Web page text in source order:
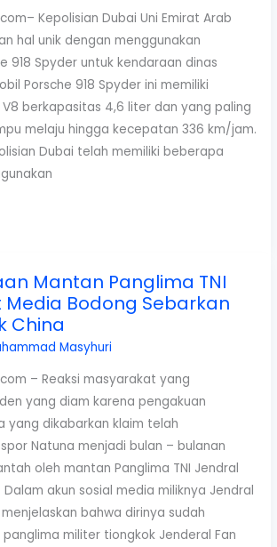
Kepolisian Dubai Uni Emirat Arab
hal unik dengan menggunakan
918 Spyder untuk kendaraan dinas
Porsche 918 Spyder ini memiliki
berkapasitas 4,6 liter dan yang paling
melaju hingga kecepatan 336 km/jam.
Dubai telah memiliki beberapa
Mantan Panglima TNI
Media Bodong Sebarkan
China
Masyhuri
– Reaksi masyarakat yang
yang diam karena pengakuan
yang dikabarkan klaim telah
Natuna menjadi bulan – bulanan
oleh mantan Panglima TNI Jendral
akun sosial media miliknya Jendral
bahwa dirinya sudah
militer tiongkok Jenderal Fan